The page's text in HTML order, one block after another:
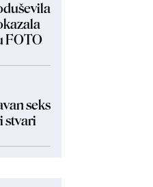
FOTO
seks
stvari